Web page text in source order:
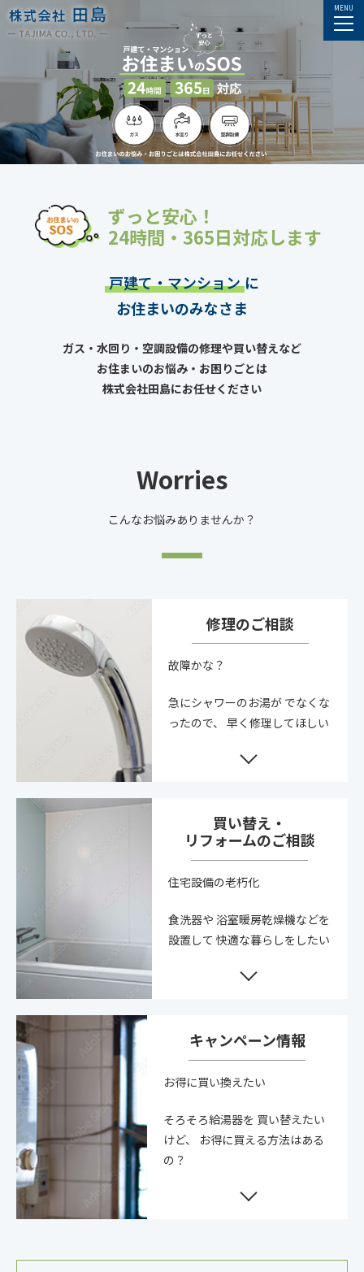
ずっと安心！
24時間・365日対応します
戸建て・マンション に
お住まいのみなさま
ガス・水回り・空調設備の修理や買い替えなど
お住まいのお悩み・お困りごとは
株式会社田島にお任せください
Worries
こんなお悩みありませんか？
修理のご相談
故障かな？
急にシャワーのお湯が でなくな
ったので、 早く修理してほしい
買い替え・
リフォームのご相談
住宅設備の老朽化
食洗器や 浴室暖房乾燥機などを
設置して 快適な暮らしをしたい
キャンペーン情報
お得に買い換えたい
そろそろ給湯器を 買い替えたい
けど、
お得に買える方法はある
の？